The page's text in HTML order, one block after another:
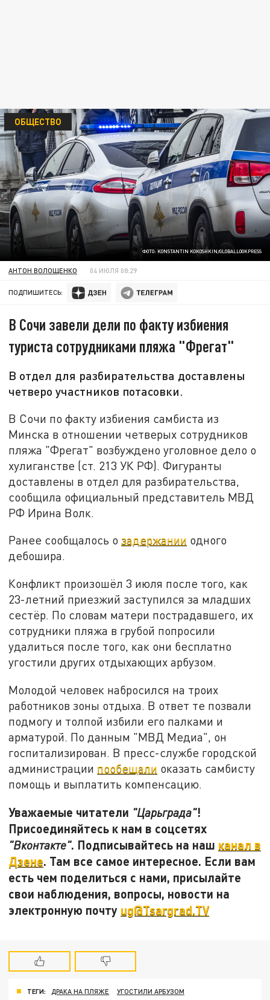
ФОТО: KONSTANTIN KOKOSHKIN/GLOBALLOOKPRESS
ОБЩЕСТВО
АНТОН ВОЛОЩЕНКО 04 ИЮЛЯ 08:29
ПОДПИШИТЕСЬ:
В Сочи завели дели по факту избиения
туриста сотрудниками пляжа "Фрегат"
В отдел для разбирательства доставлены
четверо участников потасовки.
В Сочи по факту избиения самбиста из
Минска в отношении четверых сотрудников
пляжа "Фрегат" возбуждено уголовное дело о
хулиганстве (ст. 213 УК РФ). Фигуранты
доставлены в отдел для разбирательства,
сообщила официальный представитель МВД
РФ Ирина Волк.
Ранее сообщалось озадержании одного
дебошира.
Конфликт произошёл 3 июля после того, как
23-летний приезжий заступился за младших
сестёр. По словам матери пострадавшего, их
сотрудники пляжа в грубой попросили
удалиться после того, как они бесплатно
угостили других отдыхающих арбузом.
Молодой человек набросился на троих
работников зоны отдыха. В ответ те позвали
подмогу и толпой избили его палками и
арматурой. По данным "МВД Медиа", он
госпитализирован. В пресс-службе городской
администрации пообещали оказать самбисту
помощь и выплатить компенсацию.
Уважаемые читатели "Царьграда"!
Присоединяйтесь к нам в соцсетях
"Вконтакте". Подписывайтесь на наш канал в
Дзене. Там все самое интересное. Если вам
есть чем поделиться с нами, присылайте
свои наблюдения, вопросы, новости на
электронную почту ug@Tsargrad.TV
ТЕГИ: ДРАКА НА ПЛЯЖЕ
УГОСТИЛИ АРБУЗОМ